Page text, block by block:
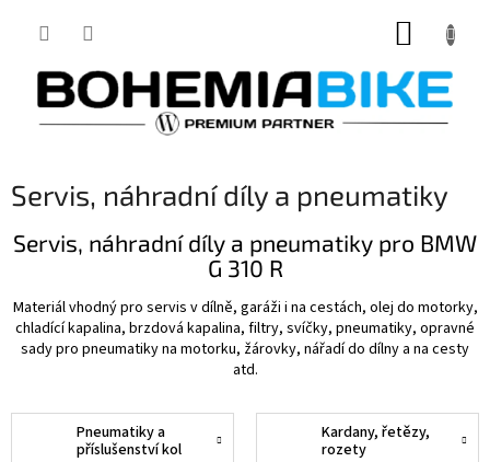
Servis, náhradní díly a pneumatiky
Servis, náhradní díly a pneumatiky pro BMW
G 310 R
Materiál vhodný pro servis v dílně, garáži i na cestách, olej do motorky,
chladící kapalina, brzdová kapalina, filtry, svíčky, pneumatiky, opravné
sady pro pneumatiky na motorku, žárovky, nářadí do dílny a na cesty
atd.
Pneumatiky a
příslušenství kol
Kardany, řetězy,
rozety